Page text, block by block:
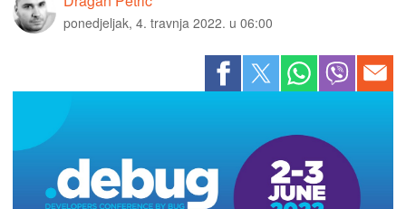
ponedjeljak, 4. travnja 2022. u 06:00